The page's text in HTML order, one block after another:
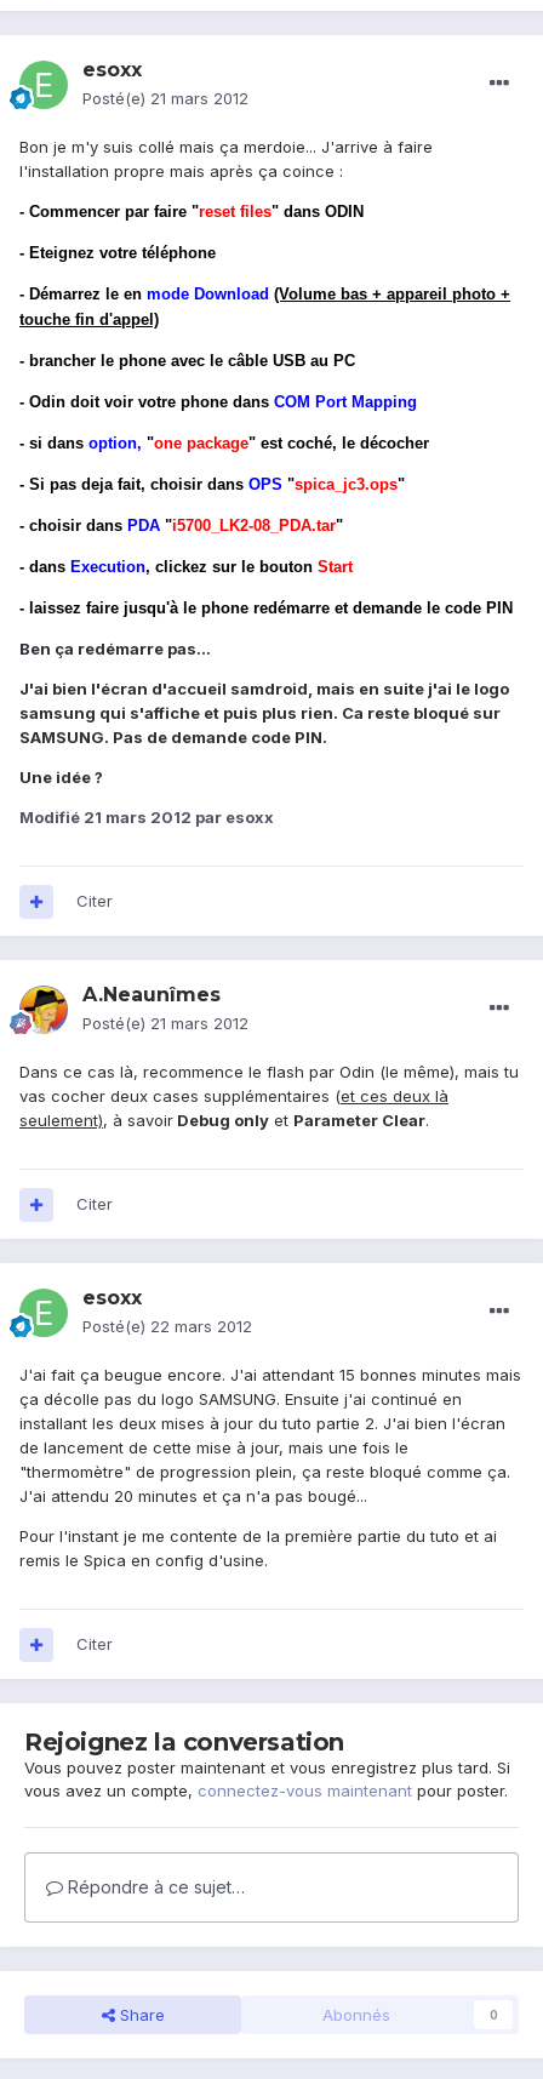
esoxx
Posté(e) 21 mars 2012
Bon je m'y suis collé mais ça merdoie... J'arrive à faire
l'installation propre mais après ça coince :
- Commencer par faire "reset files" dans ODIN
- Eteignez votre téléphone
- Démarrez le en mode Download (Volume bas + appareil photo +
touche fin d'appel)
- brancher le phone avec le câble USB au PC
- Odin doit voir votre phone dans COM Port Mapping
- si dans option, "one package" est coché, le décocher
- Si pas deja fait, choisir dans OPS "spica_jc3.ops"
- choisir dans PDA "i5700_LK2-08_PDA.tar"
- dans Execution, clickez sur le bouton Start
- laissez faire jusqu'à le phone redémarre et demande le code PIN
Ben ça redémarre pas...
J'ai bien l'écran d'accueil samdroid, mais en suite j'ai le logo
samsung qui s'affiche et puis plus rien. Ca reste bloqué sur
SAMSUNG. Pas de demande code PIN.
Une idée ?
Modifié 21 mars 2012 par esoxx
Citer
A.Neaunîmes
Posté(e) 21 mars 2012
Dans ce cas là, recommence le flash par Odin (le même), mais tu
vas cocher deux cases supplémentaires (et ces deux là
seulement), à savoir Debug only et Parameter Clear.
Citer
esoxx
Posté(e) 22 mars 2012
J'ai fait ça beugue encore. J'ai attendant 15 bonnes minutes mais
ça décolle pas du logo SAMSUNG. Ensuite j'ai continué en
installant les deux mises à jour du tuto partie 2. J'ai bien l'écran
de lancement de cette mise à jour, mais une fois le
"thermomètre" de progression plein, ça reste bloqué comme ça.
J'ai attendu 20 minutes et ça n'a pas bougé...
Pour l'instant je me contente de la première partie du tuto et ai
remis le Spica en config d'usine.
Citer
Rejoignez la conversation
Vous pouvez poster maintenant et vous enregistrez plus tard. Si
vous avez un compte, connectez-vous maintenant pour poster.
Répondre à ce sujet…
Share Abonnés 0